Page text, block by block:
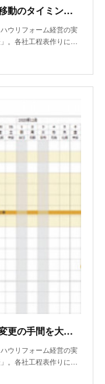
工程表の工夫とノウハウ～荷物移動のタイミング確認
ウリフォーム経営の実
。各社工程表作りに…
工程表の工夫とノウハウ～工期変更の手間を大幅削減
ウリフォーム経営の実
。各社工程表作りに…